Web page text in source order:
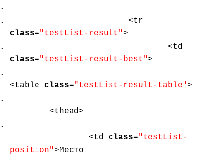
<tr
class="testList-result">
<td
class="testList-result-best">
<table class="testList-result-table">
<thead>
<td class="testList-
position">Место